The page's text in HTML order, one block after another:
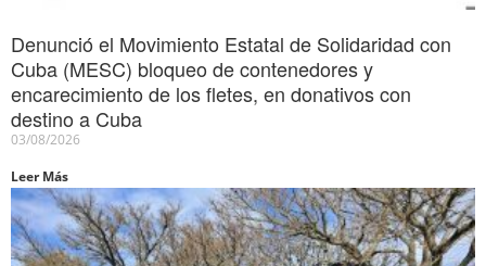
Denunció el Movimiento Estatal de Solidaridad con
Cuba (MESC) bloqueo de contenedores y
encarecimiento de los fletes, en donativos con
destino a Cuba
03/08/2026
Leer Más